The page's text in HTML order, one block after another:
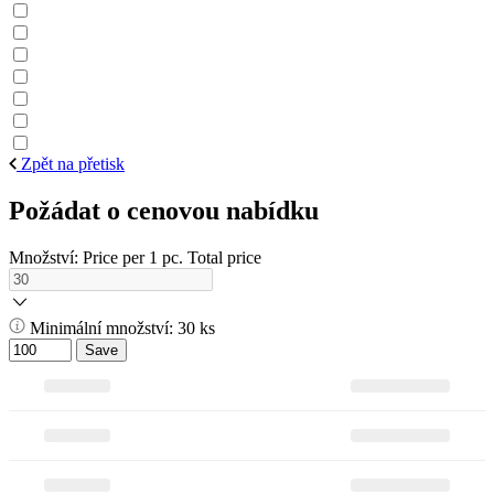
Zpět na přetisk
Požádat o cenovou nabídku
Množství: Price per 1 pc. Total price
Minimální množství: 30 ks
Save